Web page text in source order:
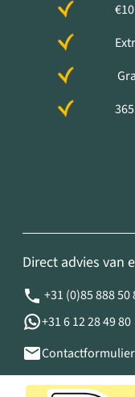
Direct advies van
+31 (0)85 888 50
+31 6 12 28 49 80
Contactformulier